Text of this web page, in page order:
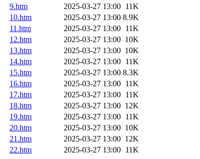
9.htm
2025-03-27 13:00 11K
10.htm
2025-03-27 13:00 8.9K
11.htm
2025-03-27 13:00 11K
12.htm
2025-03-27 13:00 10K
13.htm
2025-03-27 13:00 10K
14.htm
2025-03-27 13:00 11K
15.htm
2025-03-27 13:00 8.3K
16.htm
2025-03-27 13:00 11K
17.htm
2025-03-27 13:00 11K
18.htm
2025-03-27 13:00 12K
19.htm
2025-03-27 13:00 11K
20.htm
2025-03-27 13:00 10K
21.htm
2025-03-27 13:00 12K
22.htm
2025-03-27 13:00 11K